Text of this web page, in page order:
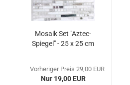
Mosaik Set "Aztec-
Spiegel" - 25 x 25 cm
Vorheriger Preis 29,00 EUR
Nur 19,00 EUR